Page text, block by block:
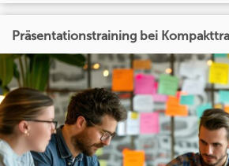
Präsentationstraining bei